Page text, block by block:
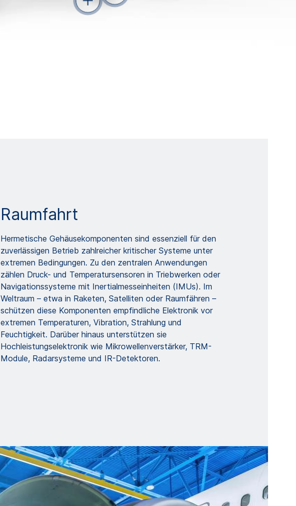
Raumfahrt
Hermetische Gehäusekomponenten sind essenziell für den
zuverlässigen Betrieb zahlreicher kritischer Systeme unter
extremen Bedingungen. Zu den zentralen Anwendungen
zählen Druck- und Temperatursensoren in Triebwerken oder
Navigationssysteme mit Inertialmesseinheiten (IMUs). Im
Weltraum – etwa in Raketen, Satelliten oder Raumfähren –
schützen diese Komponenten empfindliche Elektronik vor
extremen Temperaturen, Vibration, Strahlung und
Feuchtigkeit. Darüber hinaus unterstützen sie
Hochleistungselektronik wie Mikrowellenverstärker, TRM-
Module, Radarsysteme und IR-Detektoren.